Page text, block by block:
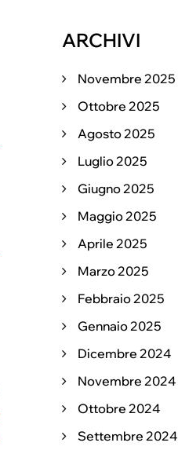
ARCHIVI
Novembre 2025
Ottobre 2025
Agosto 2025
Luglio 2025
Giugno 2025
Maggio 2025
Aprile 2025
Marzo 2025
Febbraio 2025
Gennaio 2025
Dicembre 2024
Novembre 2024
Ottobre 2024
Settembre 2024